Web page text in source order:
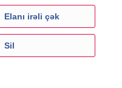
Elanı irəli çək
Sil